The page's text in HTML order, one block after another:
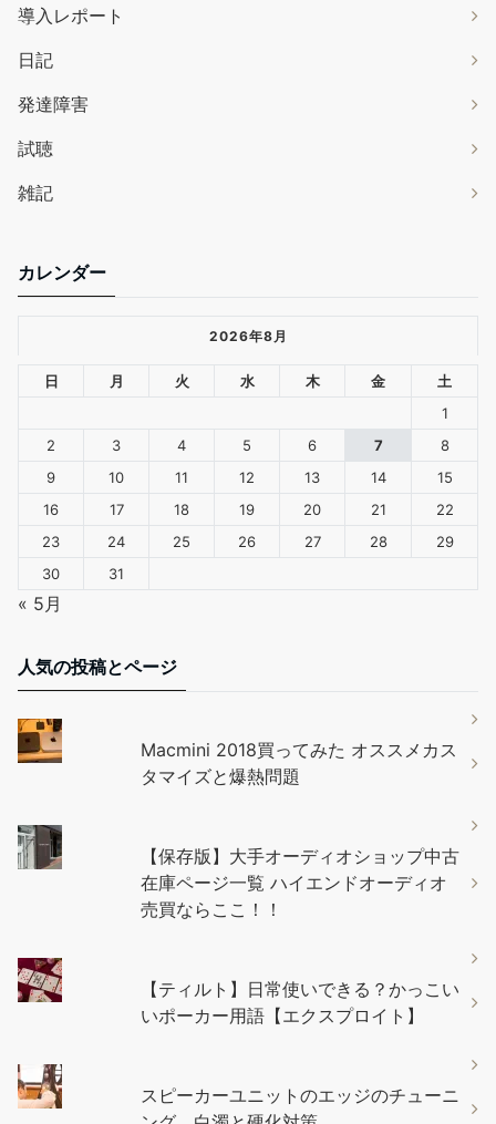
導入レポート
日記
発達障害
試聴
雑記
カレンダー
2026年8月
日 月 火 水 木 金
土
1
2
3 4 5 6 7
8
9
10 11 12 13 14
15
16
17 18 19 20 21
22
23
24 25 26 27 28
29
30
31
« 5月
人気の投稿とページ
Macmini 2018買ってみた オススメカス
タマイズと爆熱問題
【保存版】大手オーディオショップ中古
在庫ページ一覧 ハイエンドオーディオ
売買ならここ！！
【ティルト】日常使いできる？かっこい
いポーカー用語【エクスプロイト】
スピーカーユニットのエッジのチューニ